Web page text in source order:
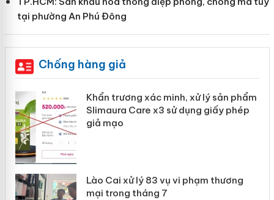
tại phường An Phú Đông
Chống hàng giả
Khẩn trương xác minh, xử lý sản phẩm
Slimaura Care x3 sử dụng giấy phép
giả mạo
Lào Cai xử lý 83 vụ vi phạm thương
mại trong tháng 7